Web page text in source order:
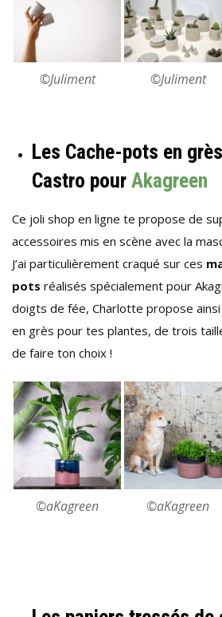
©Juliment ©Juliment
Les Cache-pots en
Castro pour Akagreen
Ce joli shop en ligne te propose de
accessoires mis en scène avec la
J’ai particulièrement craqué sur ces
pots réalisés spécialement pour
doigts de fée, Charlotte propose
en grès pour tes plantes, de trois
de faire ton choix !
©aKagreen ©aKagreen